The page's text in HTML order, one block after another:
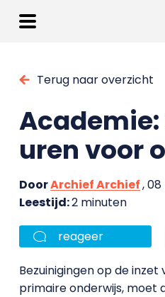
Terug naar overzicht
uren voor
DoorArchief Archief,
Leestijd:2 minuten
reageer
Bezuinigingen op de
primaire onderwijs, moet